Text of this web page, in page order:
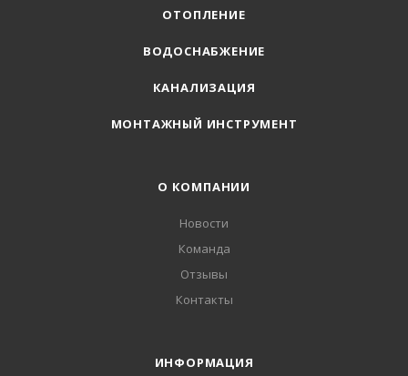
ОТОПЛЕНИЕ
ВОДОСНАБЖЕНИЕ
КАНАЛИЗАЦИЯ
МОНТАЖНЫЙ ИНСТРУМЕНТ
О КОМПАНИИ
Новости
Команда
Отзывы
Контакты
ИНФОРМАЦИЯ